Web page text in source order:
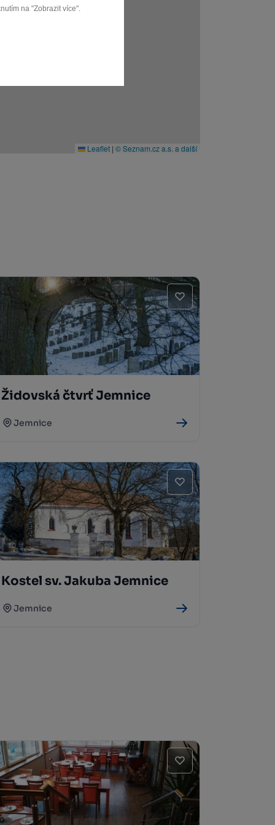
na "Zobrazit více".
Leaflet | © Seznam.cz a.s. a další
Židovská čtvrť Jemnice
Jemnice
Kostel sv. Jakuba Jemnice
Jemnice